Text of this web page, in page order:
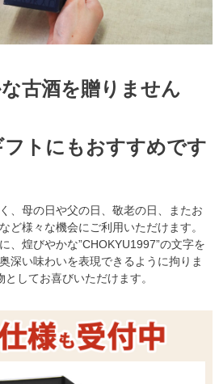
古酒を贈りません
トにもおすすめです
、母の日や父の日、敬老の日、またお
ど様々な機会にご利用いただけます。
、煌びやかな”CHOKYU1997”の文字を
深い味わいを表現できるように拘りま
してお喜びいただけます。